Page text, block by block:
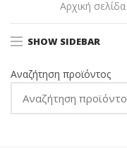
Αρχική σελίδα
SHOW SIDEBAR
Αναζήτηση προϊόντος